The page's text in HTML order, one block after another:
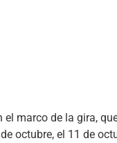
marco de la gira,
octubre, el 11 de